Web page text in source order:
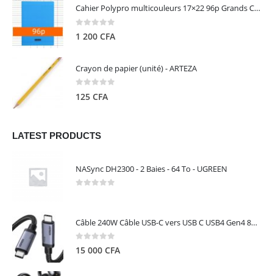
Cahier Polypro multicouleurs 17×22 96p Grands Carreaux Séyès 90g - CALLIGRAPHE
1 200 CFA
Crayon de papier (unité) - ARTEZA
125 CFA
LATEST PRODUCTS
NASync DH2300 - 2 Baies - 64 To - UGREEN
Câble 240W Câble USB-C vers USB C USB4 Gen4 80Gbps pour Thunderbolt 5/4/3, Premium 18K double écran triple 4K PD3.1 - UGREEN
0 out of 5
15 000 CFA